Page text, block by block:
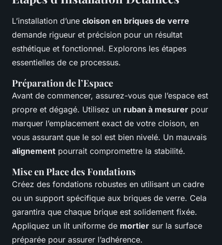
L’installation d’une cloison en briques de verre
demande rigueur et précision pour un résultat
esthétique et fonctionnel. Explorons les étapes
essentielles de ce processus.
Préparation de l’Espace
Avant de commencer, assurez-vous que l’espace est
propre et dégagé. Utilisez un ruban à mesurer pour
marquer l’emplacement exact de votre cloison, en
vous assurant que le sol est bien nivelé. Un mauvais
alignement pourrait compromettre la stabilité.
Mise en Place des Fondations
Créez des fondations robustes en utilisant un cadre
ou un support spécifique aux briques de verre. Cela
garantira que chaque brique est solidement fixée.
Appliquez un lit uniforme de mortier sur la surface
préparée pour assurer l’adhérence.